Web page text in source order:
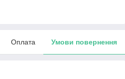
Оплата Умови повернення